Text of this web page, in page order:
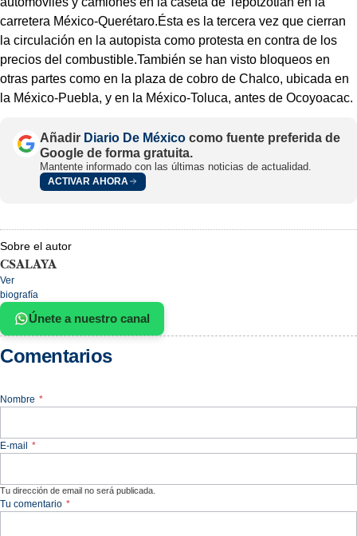
carretera México-Querétaro.Ésta es la tercera vez que cierran
la circulación en la autopista como protesta en contra de los
precios del combustible.También se han visto bloqueos en
otras partes como en la plaza de cobro de Chalco, ubicada en
la México-Puebla, y en la México-Toluca, antes de Ocoyoacac.
Añadir Diario De México como fuente preferida de
Google de forma gratuita.
Mantente informado con las últimas noticias de actualidad.
ACTIVAR AHORA
Sobre el autor
CSALAYA
Ver
biografía
Únete a nuestro canal
Comentarios
Nombre *
E-mail *
Tu dirección de email no será publicada.
Tu comentario *